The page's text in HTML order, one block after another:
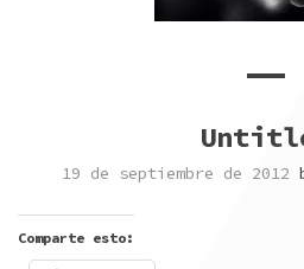
19 de septiembre de 2012
Comparte esto: